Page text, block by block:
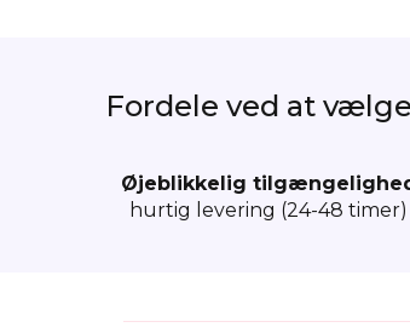
Fordele ved at
Øjeblikkelig
hurtig levering (24-48 timer)